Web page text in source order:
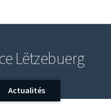
Lëtzebuerg
Actualités